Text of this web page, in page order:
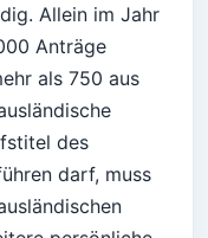
Allein im Jahr
Anträge
als 750 aus
des
darf, muss